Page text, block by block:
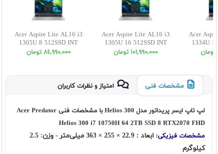
Acer Aspire Lite AL16 i3
1305U 8 512SSD INT
WUXGA
٨٤,٩٩٠,٠٠٠ تومان
Acer Aspire Lite AL16 i3
1305U 16 512SSD INT
WUXGA
١٠١,٩٩٠,٠٠٠ تومان
Acer
1334U
مشخصات فنی امتیاز و نظرات کاربران
لپ تاپ ایسر پریداتور مدل Helios 300 با مشخصات فنی Acer Predator
Helios 300 i7 10750H 64 2TB SSD 8 RTX2070 FHD
مشخصات فیزیکی:
ابعاد : 22.9 × 255 × 363 میلی‌متر - وزن: 2.5
کیلوگرم